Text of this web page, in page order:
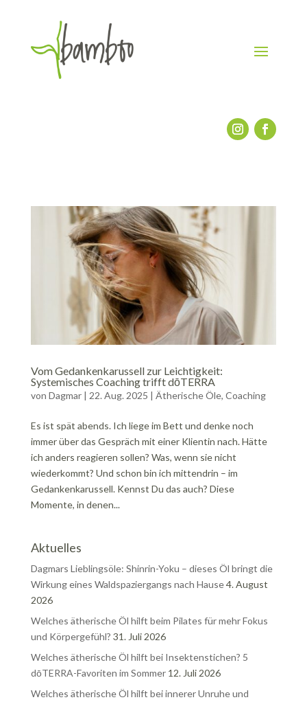
Vom Gedankenkarussell zur Leichtigkeit:
Systemisches Coaching trifft dōTERRA
von Dagmar| 22. Aug. 2025 | Ätherische Öle, Coaching
Es ist spät abends. Ich liege im Bett und denke noch
immer über das Gespräch mit einer Klientin nach. Hätte
ich anders reagieren sollen? Was, wenn sie nicht
wiederkommt? Und schon bin ich mittendrin – im
Gedankenkarussell. Kennst Du das auch? Diese
Momente, in denen...
Aktuelles
Dagmars Lieblingsöle: Shinrin-Yoku – dieses Öl bringt die
Wirkung eines Waldspaziergangs nach Hause4. August
2026
Welches ätherische Öl hilft beim Pilates für mehr Fokus
und Körpergefühl? 31. Juli 2026
Welches ätherische Öl hilft bei Insektenstichen? 5
dōTERRA-Favoriten im Sommer 12. Juli 2026
Welches ätherische Öl hilft bei innerer Unruhe und